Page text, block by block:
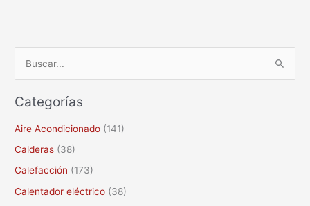
s
o
Categorías
Aire Acondicionado (141)
Calderas (38)
Calefacción (173)
Calentador eléctrico (38)